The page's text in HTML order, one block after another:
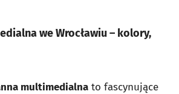
we Wrocławiu – kolory,
multimedialna to fascynujące